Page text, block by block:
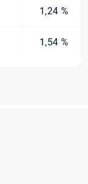
1,24 %
1,54 %